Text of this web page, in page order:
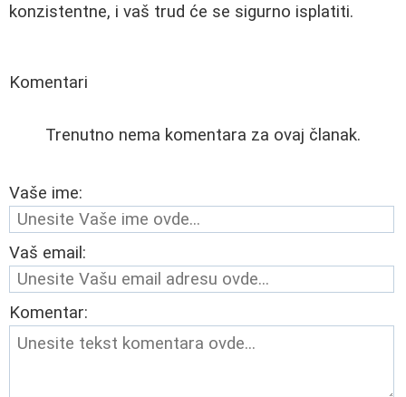
konzistentne, i vaš trud će se sigurno isplatiti.
Komentari
Trenutno nema komentara za ovaj članak.
Vaše ime:
Vaš email:
Komentar: